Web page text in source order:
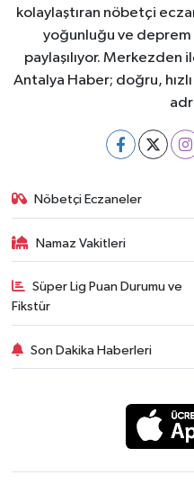
kolaylaştıran nöbetçi
yoğunluğu ve
paylaşılıyor. Merkezden
Antalya Haber; doğru,
Nöbetçi Eczaneler
Namaz Vakitleri
Süper Lig Puan Durumu ve
Fikstür
Son Dakika Haberleri